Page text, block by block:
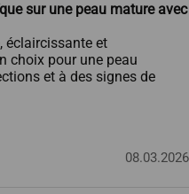
sur une peau mature avec
éclaircissante et
choix pour une peau
et à des signes de
08.03.2026